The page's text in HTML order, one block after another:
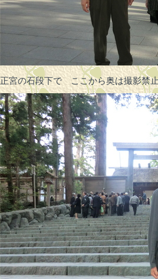
正宮の石段下で ここから奥は撮影禁